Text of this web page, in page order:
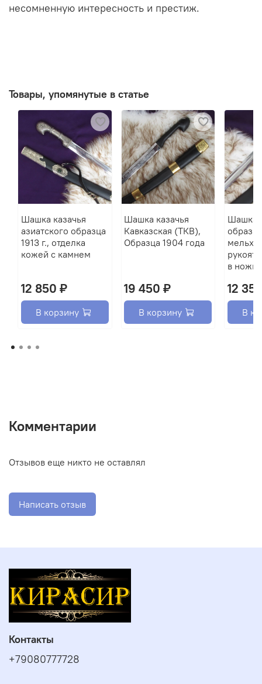
несомненную интересность и престиж.
Товары, упомянутые в статье
Шашка казачья
азиатского образца
1913 г., отделка
кожей с камнем
12 850 ₽
В корзину
Шашка казачья
Кавказская (ТКВ),
Образца 1904 года
19 450 ₽
В корзину
Шашка
в
12
В
Комментарии
Отзывов еще никто не оставлял
Написать отзыв
Контакты
+79080777728